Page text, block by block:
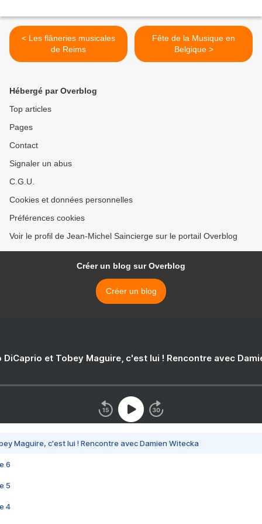
< Les flâneries musicales
de Reims
Fête de la Musique en
Belgique >
Hébergé par Overblog
Top articles
Pages
Contact
Signaler un abus
C.G.U.
Cookies et données personnelles
Préférences cookies
Voir le profil de Jean-Michel Saincierge sur le portail Overblog
Créer un blog sur Overblog
Créer un blog
DiCaprio et Tobey Maguire, c'est lui ! Rencontre avec
Maguire, c'est lui ! Rencontre avec Damien Witecka
6
5
4